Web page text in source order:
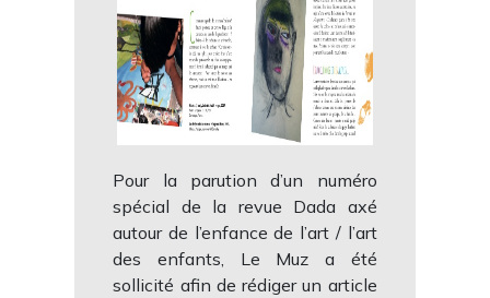
Pour la parution d’un numéro
spécial de la revue Dada axé
autour de l’enfance de l’art / l’art
des enfants, Le Muz a été
sollicité afin de rédiger un article